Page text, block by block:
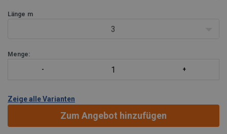
Länge m
3
Menge:
Zeige alle Varianten
Zum Angebot hinzufügen